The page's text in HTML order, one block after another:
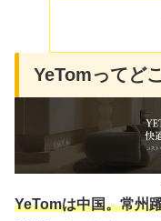
YeTomってど
YeTomは中国。常州